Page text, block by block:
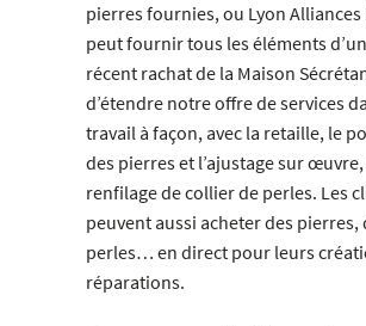
pierres fournies, ou Lyon
peut fournir tous les éléments
récent rachat de la Maison
d’étendre notre offre de services
travail à façon, avec la retaille, le
des pierres et l’ajustage sur
renfilage de collier de perles. Les
peuvent aussi acheter des pierres,
perles… en direct pour leurs
réparations.